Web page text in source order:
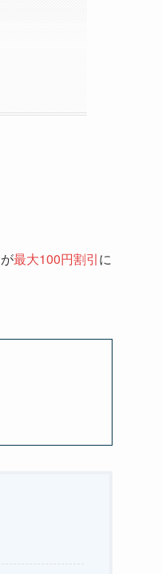
最大100円割引に